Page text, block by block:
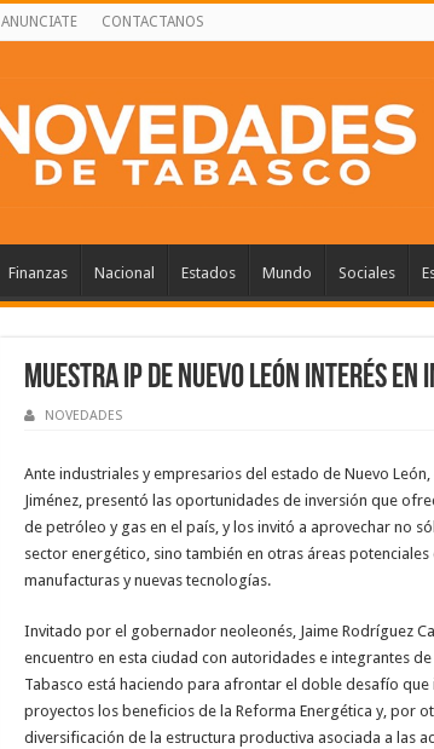
ANUNCIATE CONTACTANOS
Finanzas Nacional Estados Mundo Sociales
Muestra IP de Nuevo León interés
NOVEDADES
Ante industriales y empresarios del estado de Nuevo
Jiménez, presentó las oportunidades de inversión que
de petróleo y gas en el país, y los invitó a aprovechar no
sector energético, sino también en otras áreas
manufacturas y nuevas tecnologías.
Invitado por el gobernador neoleonés, Jaime Rodríguez
encuentro en esta ciudad con autoridades e integrantes
Tabasco está haciendo para afrontar el doble desafío
proyectos los beneficios de la Reforma Energética y, por
diversificación de la estructura productiva asociada a las